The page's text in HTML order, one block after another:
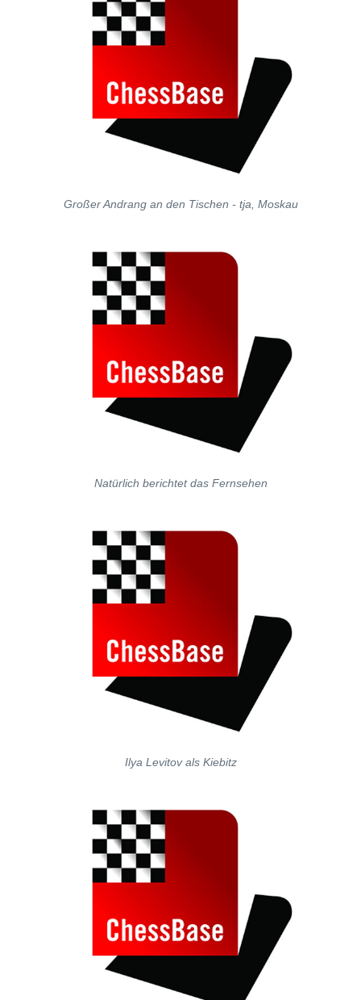
Großer Andrang an den Tischen - tja, Moskau
Natürlich berichtet das Fernsehen
Ilya Levitov als Kiebitz